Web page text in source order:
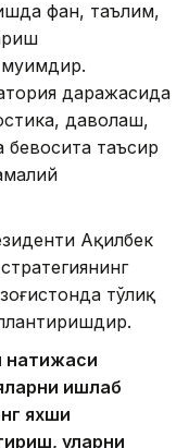
фан, таълим,
даражасида
даволаш,
бевосита таъсир
Ақилбек
тўлиқ
натижаси
ишлаб
яхши
уларни